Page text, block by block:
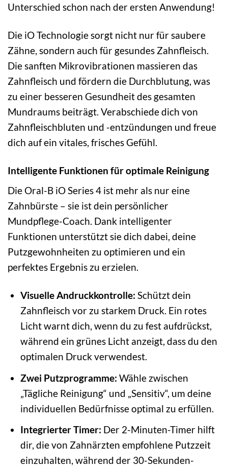
Unterschied schon nach der ersten Anwendung!
Die iO Technologie sorgt nicht nur für saubere
Zähne, sondern auch für gesundes Zahnfleisch.
Die sanften Mikrovibrationen massieren das
Zahnfleisch und fördern die Durchblutung, was
zu einer besseren Gesundheit des gesamten
Mundraums beiträgt. Verabschiede dich von
Zahnfleischbluten und -entzündungen und freue
dich auf ein vitales, frisches Gefühl.
Intelligente Funktionen für optimale Reinigung
Die Oral-B iO Series 4 ist mehr als nur eine
Zahnbürste – sie ist dein persönlicher
Mundpflege-Coach. Dank intelligenter
Funktionen unterstützt sie dich dabei, deine
Putzgewohnheiten zu optimieren und ein
perfektes Ergebnis zu erzielen.
Visuelle Andruckkontrolle: Schützt dein
Zahnfleisch vor zu starkem Druck. Ein rotes
Licht warnt dich, wenn du zu fest aufdrückst,
während ein grünes Licht anzeigt, dass du den
optimalen Druck verwendest.
Zwei Putzprogramme: Wähle zwischen
„Tägliche Reinigung“ und „Sensitiv“, um deine
individuellen Bedürfnisse optimal zu erfüllen.
Integrierter Timer: Der 2-Minuten-Timer hilft
dir, die von Zahnärzten empfohlene Putzzeit
einzuhalten, während der 30-Sekunden-